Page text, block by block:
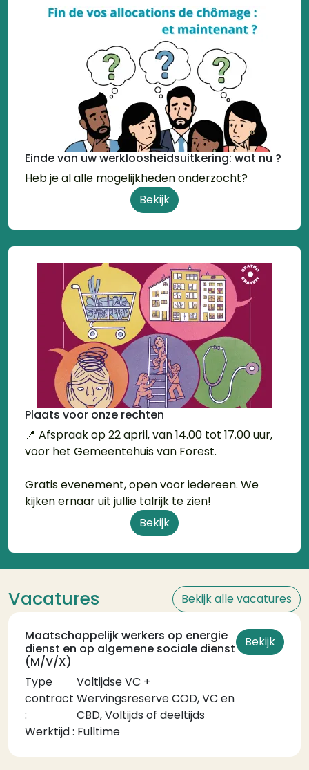
Einde van uw werkloosheidsuitkering: wat nu ?
Heb je al alle mogelijkheden onderzocht?
Bekijk
Plaats voor onze rechten
📍 Afspraak op 22 april, van 14.00 tot 17.00 uur,
voor het Gemeentehuis van Forest.
Gratis evenement, open voor iedereen. We
kijken ernaar uit jullie talrijk te zien!
Bekijk
Vacatures Bekijk alle vacatures
Maatschappelijk werkers op energie
dienst en op algemene sociale dienst
(M/V/X)
Type
contract
:
Voltijdse VC +
Wervingsreserve COD, VC en
CBD, Voltijds of deeltijds
Werktijd : Temps de travail
Fulltime
Bekijk